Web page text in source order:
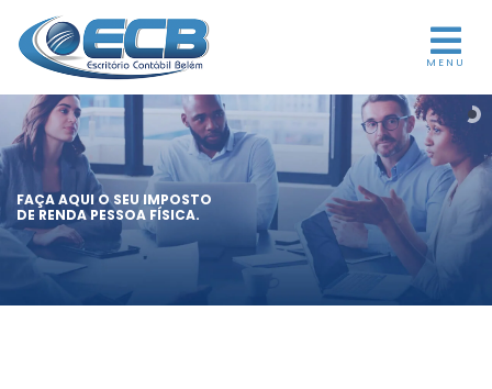
MENU
FAÇA AQUI O SEU IMPOSTO
DE RENDA PESSOA FÍSICA.